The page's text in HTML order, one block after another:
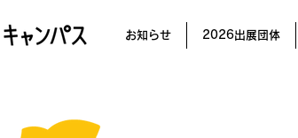
お知らせ 2026出展団体